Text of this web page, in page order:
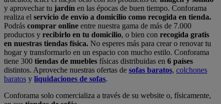
y aprovechar tu jardín en las épocas de buen tiempo. Conforama
realiza el servicio de envío a domicilio como recogida en tienda.
Podrás comprar online entre nuestra gama de más de 7.000
productos y recibirlo en tu domicilio, o bien con recogida gratis
en nuestras tiendas física. No esperes más para crear o renovar tu
hogar y transformarlo en un espacio con mucho estilo. Conforama
tiene 300 tiendas de muebles físicas distribuidas en 6 países
distintos. Aproveche nuestras ofertas de sofas baratos, colchones
baratos y liquidaciones de sofas.
Conforama solo comercializa a través de su website o, físicamente,